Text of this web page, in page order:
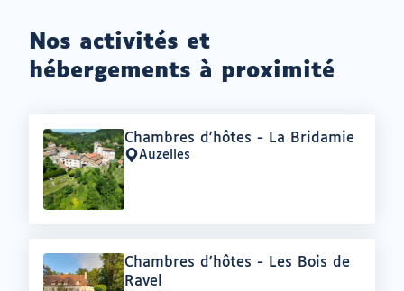
Nos activités et
hébergements à proximité
Offre
:
Chambres d'hôtes - La Bridamie
Lieu
:
Auzelles
Offre
:
Chambres d'hôtes - Les Bois de
Ravel